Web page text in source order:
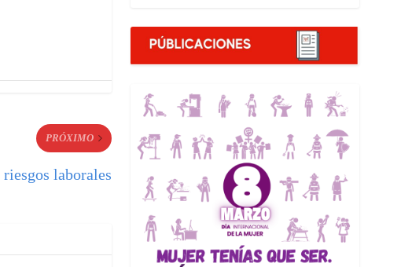
PRÓXIMO
laborales